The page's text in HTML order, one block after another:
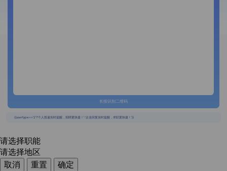
长按识别二维码
{{usertype=='2'?'个人投递实时提醒，招聘更快捷！':'企业回复实时提醒，求职更快捷！'}}
请选择职能
请选择地区
取消
重置
确定